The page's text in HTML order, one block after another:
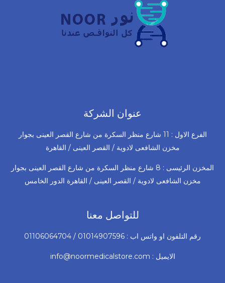
عنوان الشركة
الفرع الاول : 11 شارع منظر السكرة من شارع القصر العينى بجوار
مخزن الشافعى لادوية / القصر العينى / القاهرة
المخزن الرئيسى : 8 شارع منظر السكرة من شارع القصر العينى بجوار
مخزن الشافعى لادوية / القصر العينى / القاهرة الدور الخامس
للتواصل معنا
رقم التلفون او واتس اب : 01014907596 / 01106064704
الايميل : info@noormedicalstore.com